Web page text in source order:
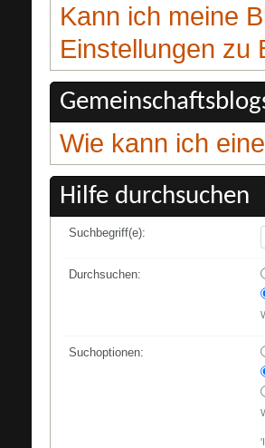
Kann ich meine
Einstellungen zu
Wie kann ich
Hilfe durchsuchen
Suchbegriff(e):
Durchsuchen:
Suchoptionen: